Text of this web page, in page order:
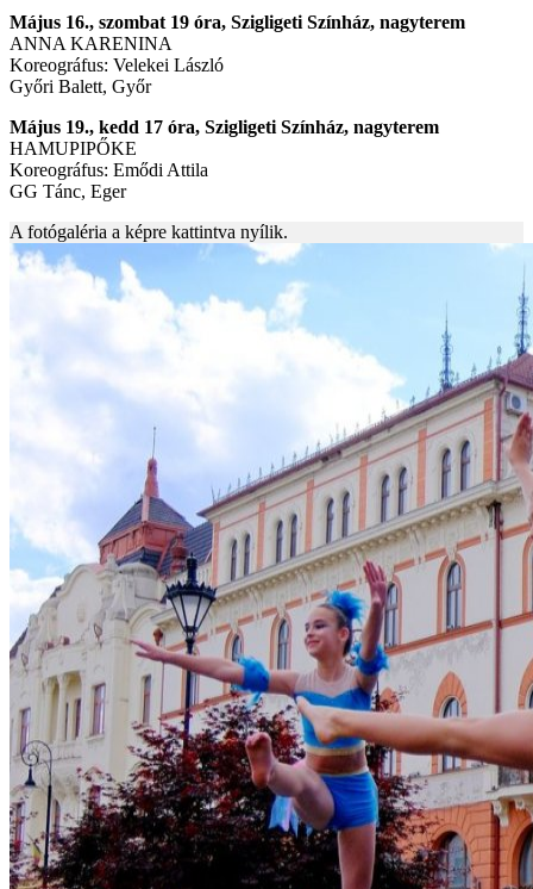
Május 16., szombat 19 óra, Szigligeti Színház, nagyterem
ANNA KARENINA
Koreográfus: Velekei László
Győri Balett, Győr
Május 19., kedd 17 óra, Szigligeti Színház, nagyterem
HAMUPIPŐKE
Koreográfus: Emődi Attila
GG Tánc, Eger
A fotógaléria a képre kattintva nyílik.